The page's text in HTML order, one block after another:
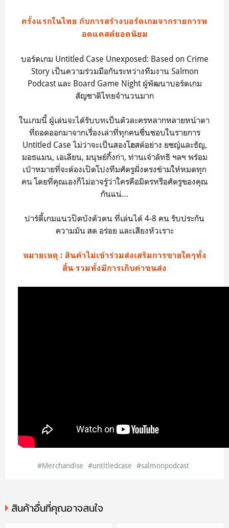
ครั้งแรกในไทย กับการสร้างบอร์ดเกมจากรายการพ
อดแคสต์ยอดนิยม
บอร์ดเกม Untitled Case Unexposed: Based on Crime
Story เป็นความร่วมมือกันระหว่างทีมงาน Salmon
Podcast และ Board Game Night ผู้พัฒนาบอร์ดเกม
สัญชาติไทยจำนวนมาก
ในเกมนี้ ผู้เล่นจะได้รับบทเป็นตัวละครหลากหลายหน้าตา
ที่ถอดออกมาจากเรื่องเล่าที่ทุกคนชื่นชอบในรายการ
Untitled Case ไม่ว่าจะเป็นสองโฮสต์อย่าง ยชญ์และธัญ,
มอธแมน, เอเลียน, มนุษย์กิ้งก่า, ท่านเจ้าลัทธิ ฯลฯ พร้อม
เป้าหมายที่จะต้องเปิดโปงทีมศัตรูฝั่งตรงข้ามให้หมดทุก
คน โดยที่คุณเองก็ไม่อาจรู้ว่าใครคือมิตรหรือศัตรูของคุณ
กันแน่…
ปาร์ตี้เกมแนวปิดบังตัวตน ที่เล่นได้ 4-8 คน รับประกัน
ความมัน สด อร่อย และเสียงหัวเราะ
หมายเหตุ : สินค้าไม่เข้าร่วมส่งเสริมการขายใดๆทั้ง
สิ้น รวมทั้งมีการเก็บค่าขนส่ง
#Merchandise #untitledcase #salmonpodcast
สินค้าอื่นที่คุณอาจสนใจ